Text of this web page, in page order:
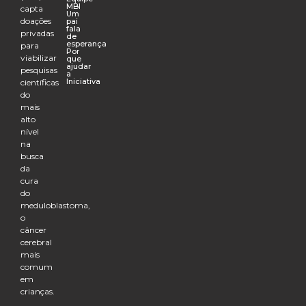
capta
doações
privadas
para
viabilizar
pesquisas
científicas
do
mais
alto
nível
na
busca
da
cura
do
meduloblastoma,
o
câncer
cerebral
mais
comum
em
crianças.
MBI
Um
pai
fala
de
esperança
Por
que
ajudar
a
Iniciativa